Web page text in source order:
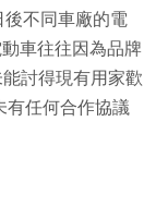
不同車廠的電
車往往因為品牌
討得現有用家歡
有任何合作協議